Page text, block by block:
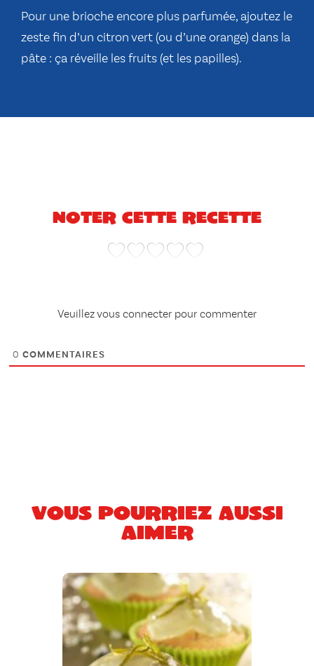
Pour une brioche encore plus parfumée, ajoutez le
zeste fin d’un citron vert (ou d’une orange) dans la
pâte : ça réveille les fruits (et les papilles).
Noter cette recette
Veuillez vous connecter pour commenter
0 COMMENTAIRES
Vous pourriez aussi
aimer